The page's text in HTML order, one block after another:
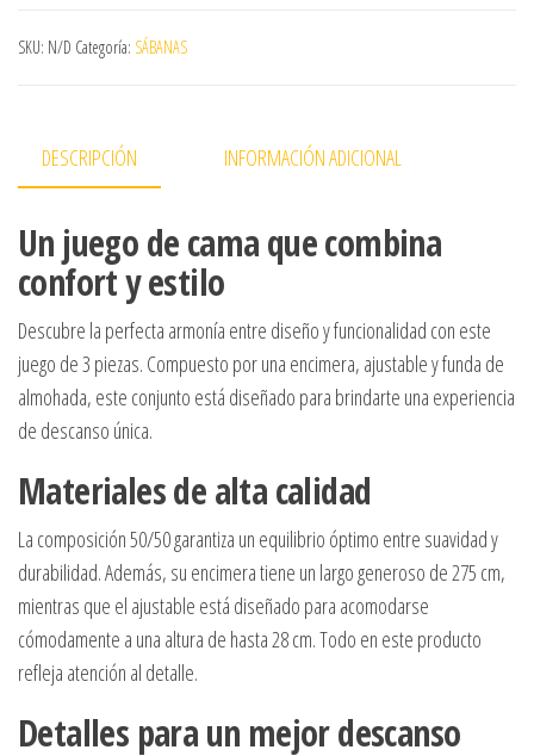
SKU: N/D Categoría: SÁBANAS
DESCRIPCIÓN INFORMACIÓN ADICIONAL
Un juego de cama que combina
confort y estilo
Descubre la perfecta armonía entre diseño y funcionalidad con este
juego de 3 piezas. Compuesto por una encimera, ajustable y funda de
almohada, este conjunto está diseñado para brindarte una experiencia
de descanso única.
Materiales de alta calidad
La composición 50/50 garantiza un equilibrio óptimo entre suavidad y
durabilidad. Además, su encimera tiene un largo generoso de 275 cm,
mientras que el ajustable está diseñado para acomodarse
cómodamente a una altura de hasta 28 cm. Todo en este producto
refleja atención al detalle.
Detalles para un mejor descanso